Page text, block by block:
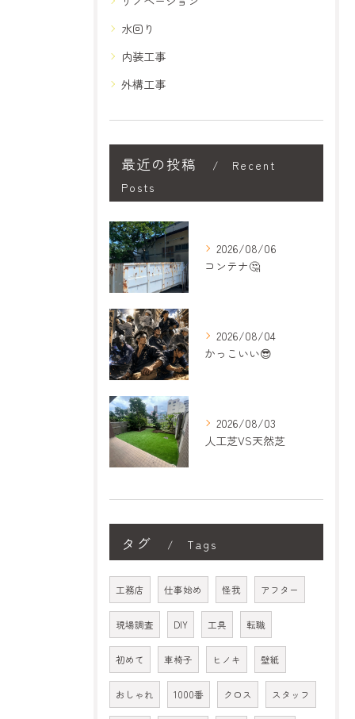
水回り
内装工事
外構工事
最近の投稿
Recent
Posts
2026/08/06
コンテナ🤔
2026/08/04
かっこいい😎
2026/08/03
人工芝VS天然芝
タグ Tags
工務店 仕事始め 怪我 アフター
現場調査 DIY 工具 転職
初めて 車椅子 ヒノキ 壁紙
おしゃれ 1000番 クロス スタッフ